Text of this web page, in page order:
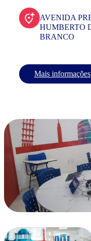
AVENIDA
HUMBERTO
BRANCO
Mais informações